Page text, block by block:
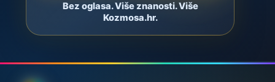
Bez oglasa. Više znanosti. Više
Kozmosa.hr.